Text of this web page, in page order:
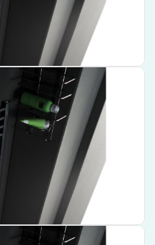
– 77 cm x 45,7 cm –
finish
badkamers
merk